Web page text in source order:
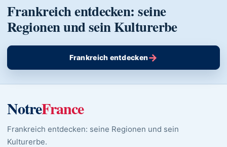
Frankreich entdecken: seine
Regionen und sein Kulturerbe
Frankreich entdecken→
NotreFrance
Frankreich entdecken: seine Regionen und sein
Kulturerbe.